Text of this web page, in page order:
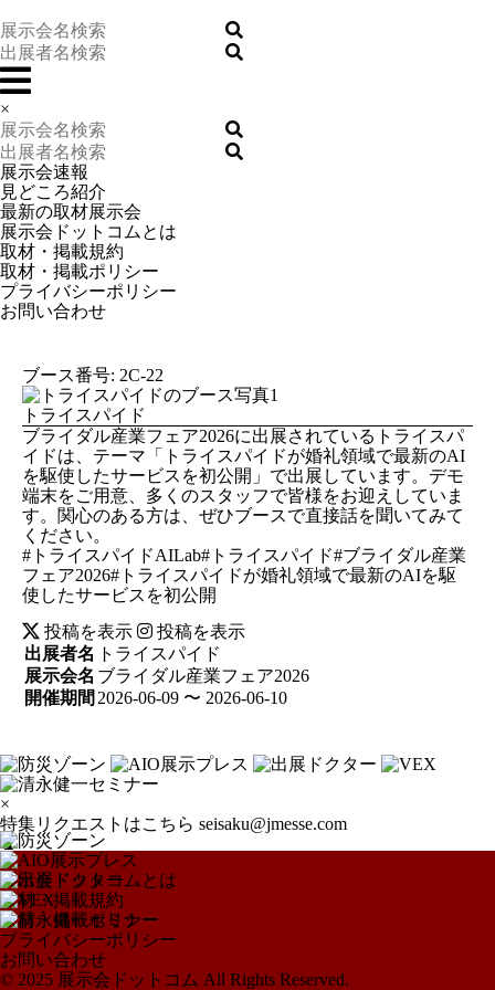
×
展示会速報
見どころ紹介
最新の取材展示会
展示会ドットコムとは
取材・掲載規約
取材・掲載ポリシー
プライバシーポリシー
お問い合わせ
ブース番号: 2C-22
トライスパイド
ブライダル産業フェア2026に出展されているトライスパ
イドは、テーマ「トライスパイドが婚礼領域で最新のAI
を駆使したサービスを初公開」で出展しています。デモ
端末をご用意、多くのスタッフで皆様をお迎えしていま
す。関心のある方は、ぜひブースで直接話を聞いてみて
ください。
#トライスパイドAILab#トライスパイド#ブライダル産業
フェア2026#トライスパイドが婚礼領域で最新のAIを駆
使したサービスを初公開
投稿を表示
投稿を表示
出展者名 トライスパイド
展示会名 ブライダル産業フェア2026
開催期間 2026-06-09 〜 2026-06-10
×
特集リクエストはこちら seisaku@jmesse.com
展示会ドットコムとは
取材・掲載規約
取材・掲載ポリシー
プライバシーポリシー
お問い合わせ
© 2025 展示会ドットコム All Rights Reserved.
▲